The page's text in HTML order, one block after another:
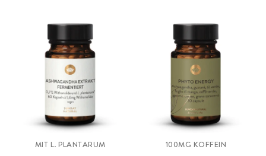
MIT L. PLANTARUM 100MG KOFFEIN